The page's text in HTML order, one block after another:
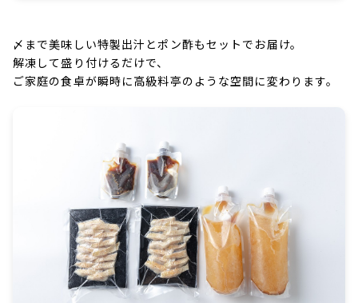
〆まで美味しい特製出汁とポン酢もセットでお届け。
解凍して盛り付けるだけで、
ご家庭の食卓が瞬時に高級料亭のような空間に変わります。